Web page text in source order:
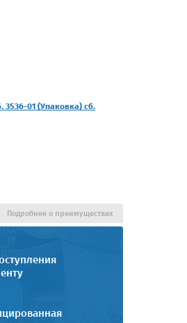
3536-01 (Упаковка) сб.
Подробнее о преимуществах